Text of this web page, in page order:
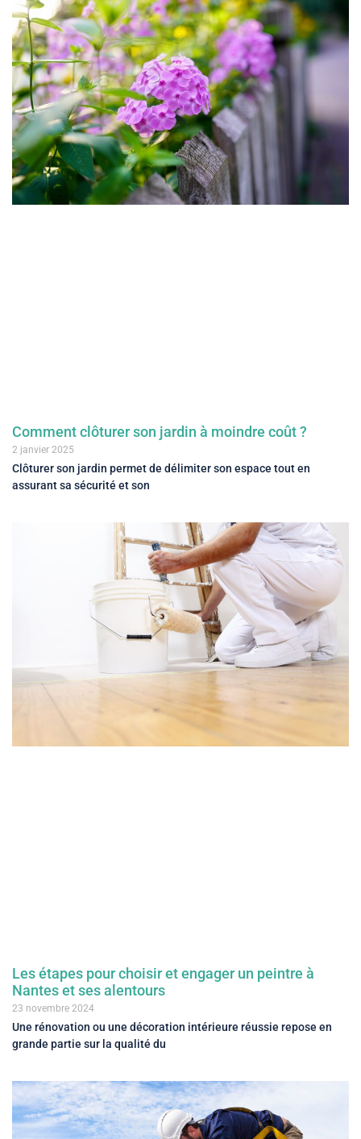
Comment clôturer son jardin à moindre coût ?
2 janvier 2025
Clôturer son jardin permet de délimiter son espace tout en
assurant sa sécurité et son
Les étapes pour choisir et engager un peintre à
Nantes et ses alentours
23 novembre 2024
Une rénovation ou une décoration intérieure réussie repose en
grande partie sur la qualité du